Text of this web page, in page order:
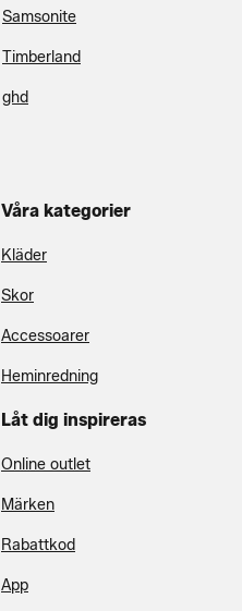
Samsonite
Timberland
ghd
Våra kategorier
Kläder
Skor
Accessoarer
Heminredning
Låt dig inspireras
Online outlet
Märken
Rabattkod
App